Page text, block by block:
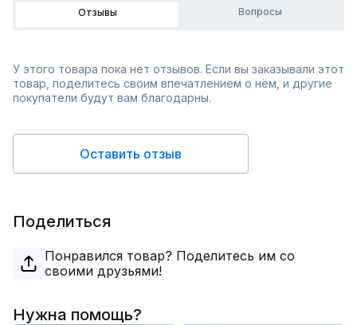
Отзывы Вопросы
У этого товара пока нет отзывов. Если вы заказывали этот
товар, поделитесь своим впечатлением о нём, и другие
покупатели будут вам благодарны.
Оставить отзыв
Поделиться
Понравился товар? Поделитесь им со
своими друзьями!
Нужна помощь?